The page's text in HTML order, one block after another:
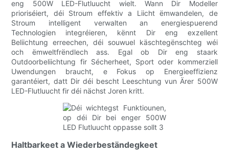
eng 500W LED-Flutluucht wielt. Wann Dir Modeller
prioriséiert, déi Stroum effektiv a Liicht ëmwandelen, de
Stroum intelligent verwalten an energiespuerend
Technologien integréieren, kënnt Dir eng exzellent
Beliichtung erreechen, déi souwuel käschtegënschteg wéi
och ëmweltfrëndlech ass. Egal ob Dir eng staark
Outdoorbeliichtung fir Sécherheet, Sport oder kommerziell
Uwendungen braucht, e Fokus op Energieeffizienz
garantéiert, datt Dir déi bescht Leeschtung vun Ärer 500W
LED-Flutluucht fir déi nächst Joren kritt.
Haltbarkeet a Wiederbeständegkeet